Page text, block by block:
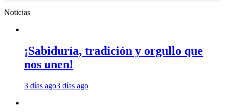
Noticias
¡Sabiduría, tradición y orgullo que
nos unen!
3 días ago3 días ago